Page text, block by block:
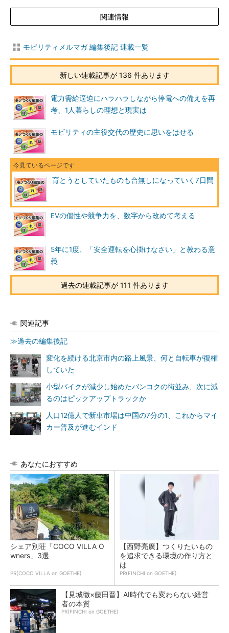
関連情報
モビリティメルマガ 編集後記 連載一覧
新しい連載記事が 136 件あります
電力需給逼迫にハラハラしながら停電への備えを再
考、1人暮らしの理想と現実は
モビリティの主役交代の歴史に思いをはせる
育とうとしていたものも台無しになっていく7日間
EVの個性や競争力を、数字から改めて考える
5年に1度、「安全運転を心掛けなさい」と教わる意
義
過去の連載記事が 111 件あります
関連記事
≫過去の編集後記
変化を続ける北京市内の路上風景、何と自転車が復権
していた
小型バイクが減少し始めたバンコクの街並み、次に減
るのはピックアップトラックか
人口12億人で新車市場は中国の7分の1、これからマイ
カー普及が進むインド
あなたにおすすめ
シェア別荘「COCO VILLA O
wners」3選
PR(COCO VILLA on GOETHE)
【西野亮廣】つくりたいもの
を追求できる環境の作り方と
は
PR(FINCHI on GOETHE)
【見城徹×藤田晋】AI時代でも変わらない経営
者の本質
PR(FINCHI on GOETHE)